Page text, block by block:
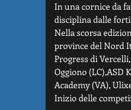
In una cornice da
disciplina dalle
Nella scorsa
province del Nord
Progress di
Oggiono (LC),ASD
Academy (VA),
Inizio delle